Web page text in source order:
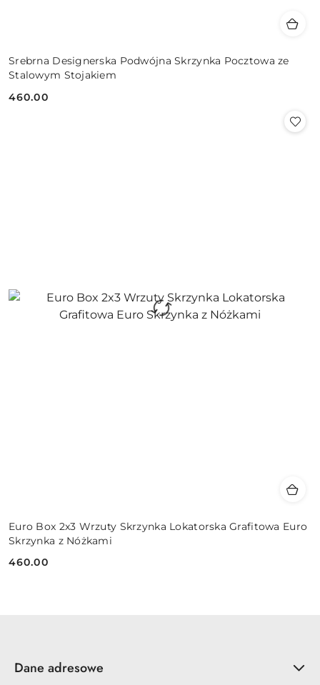
Srebrna Designerska Podwójna Skrzynka Pocztowa ze
Stalowym Stojakiem
Cena:
460.00
Euro Box 2x3 Wrzuty Skrzynka Lokatorska Grafitowa Euro
Skrzynka z Nóżkami
Cena:
460.00
Dane adresowe